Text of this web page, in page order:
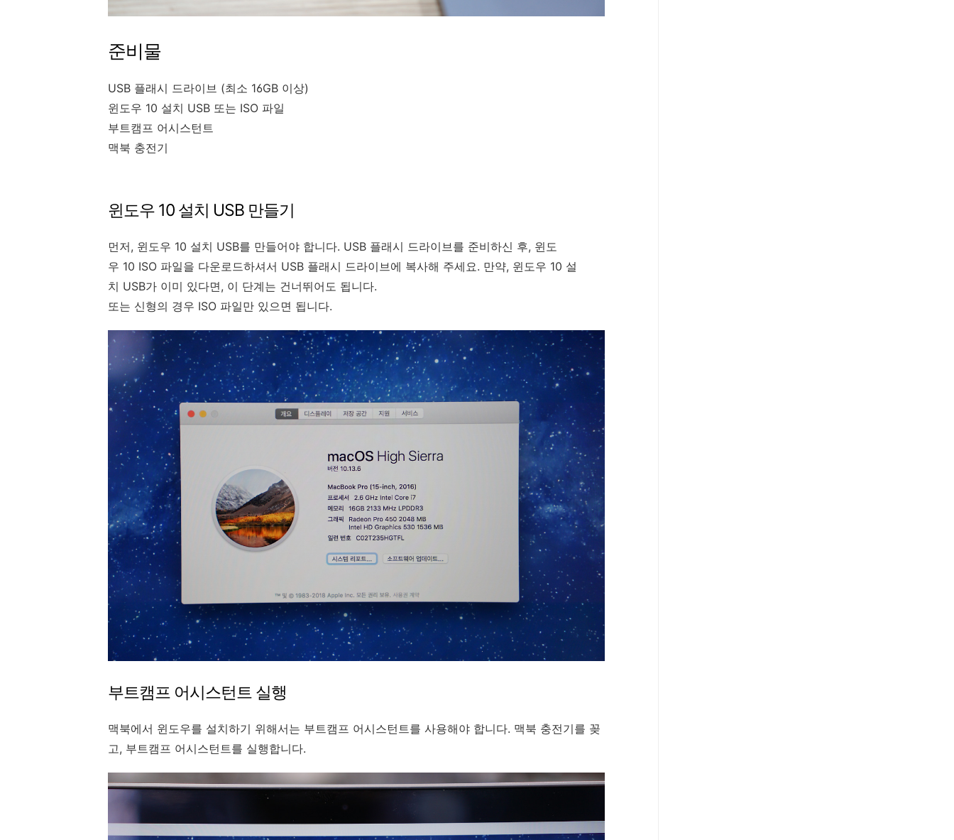
준비물
USB 플래시 드라이브 (최소 16GB 이상)
윈도우 10 설치 USB 또는 ISO 파일
부트캠프 어시스턴트
맥북 충전기
윈도우 10 설치 USB 만들기
먼저, 윈도우 10 설치 USB를 만들어야 합니다. USB 플래시 드라이브를 준비하신 후, 윈도
우 10 ISO 파일을 다운로드하셔서 USB 플래시 드라이브에 복사해 주세요. 만약, 윈도우 10 설
치 USB가 이미 있다면, 이 단계는 건너뛰어도 됩니다.
또는 신형의 경우 ISO 파일만 있으면 됩니다.
부트캠프 어시스턴트 실행
맥북에서 윈도우를 설치하기 위해서는 부트캠프 어시스턴트를 사용해야 합니다. 맥북 충전기를 꽂
고, 부트캠프 어시스턴트를 실행합니다.